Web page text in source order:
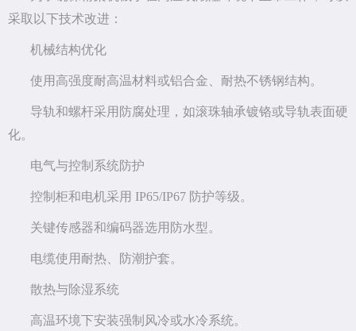
采取以下技术改进：
机械结构优化
使用高强度耐高温材料或铝合金、耐热不锈钢结构。
导轨和螺杆采用防腐处理，如滚珠轴承镀铬或导轨表面硬
化。
电气与控制系统防护
控制柜和电机采用 IP65/IP67 防护等级。
关键传感器和编码器选用防水型。
电缆使用耐热、防潮护套。
散热与除湿系统
高温环境下安装强制风冷或水冷系统。